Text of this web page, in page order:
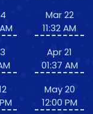
Mar 22
11:32 AM
Apr 21
01:37 AM
May 20
12:00 PM